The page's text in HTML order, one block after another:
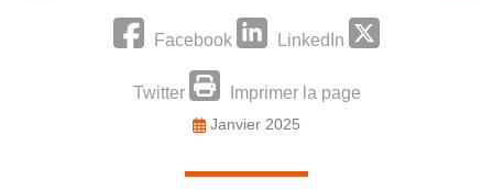
Facebook LinkedIn
Twitter Imprimer la page
Janvier 2025